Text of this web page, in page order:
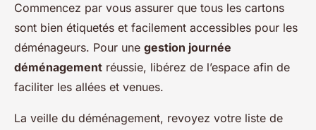
Commencez par vous assurer que tous les cartons
sont bien étiquetés et facilement accessibles pour les
déménageurs. Pour une gestion journée
déménagement réussie, libérez de l’espace afin de
faciliter les allées et venues.
La veille du déménagement, revoyez votre liste de